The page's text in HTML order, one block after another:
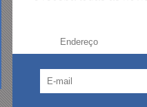
Endereço: